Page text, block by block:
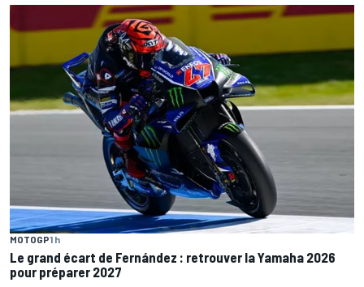
MOTOGP1 h
Le grand écart de Fernández : retrouver la Yamaha 2026
pour préparer 2027